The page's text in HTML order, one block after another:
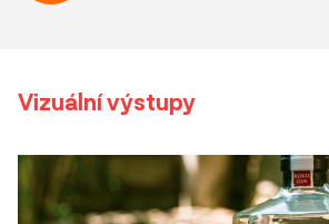
Vizuální výstupy